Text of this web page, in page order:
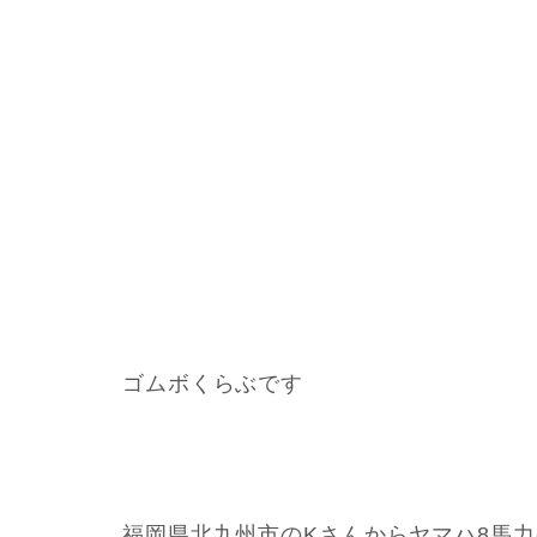
ゴムボくらぶです